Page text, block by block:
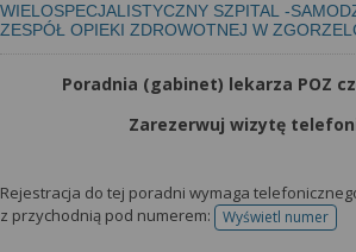
WIELOSPECJALISTYCZNY SZPITAL -
ZESPÓŁ OPIEKI ZDROWOTNEJ W
Poradnia (gabinet) lekarza POZ
Zarezerwuj wizytę
Rejestracja do tej poradni wymaga
z przychodnią pod numerem:
Wyświetl numer
telefonu do